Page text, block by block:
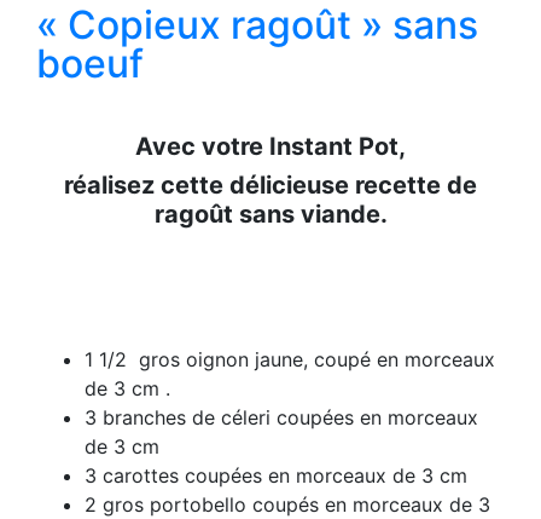
« Copieux ragoût » sans
boeuf
Avec votre Instant Pot,
réalisez cette délicieuse recette de
ragoût sans viande.
1 1/2 gros oignon jaune, coupé en morceaux
de 3 cm .
3 branches de céleri coupées en morceaux
de 3 cm
3 carottes coupées en morceaux de 3 cm
2 gros portobello coupés en morceaux de 3